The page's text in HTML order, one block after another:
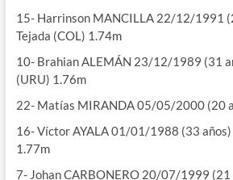
15- Harrinson MANCILLA 22/12/1991
Tejada (COL) 1.74m
10- Brahian ALEMÁN 23/12/1989 (31
(URU) 1.76m
22- Matías MIRANDA 05/05/2000 (20
16- Víctor AYALA 01/01/1988 (33 años)
1.77m
7- Johan CARBONERO 20/07/1999 (21